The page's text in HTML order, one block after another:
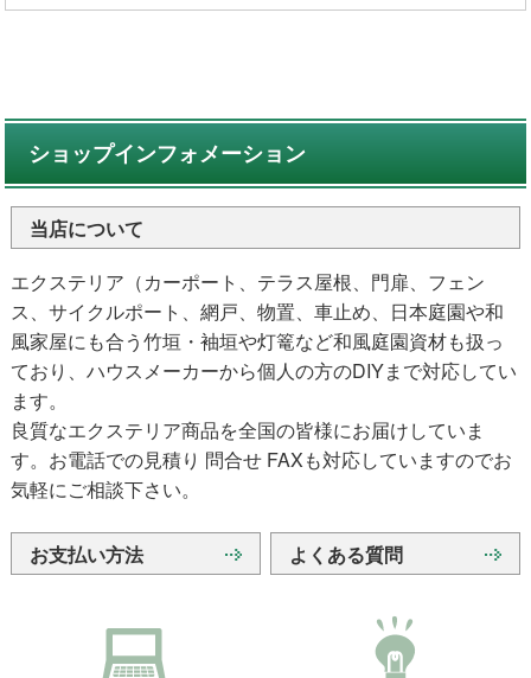
ショップインフォメーション
当店について
エクステリア（カーポート、テラス屋根、門扉、フェン
ス、サイクルポート、網戸、物置、車止め、日本庭園や和
風家屋にも合う竹垣・袖垣や灯篭など和風庭園資材も扱っ
ており、ハウスメーカーから個人の方のDIYまで対応してい
ます。
良質なエクステリア商品を全国の皆様にお届けしていま
す。お電話での見積り 問合せ FAXも対応していますのでお
気軽にご相談下さい。
お支払い方法 よくある質問